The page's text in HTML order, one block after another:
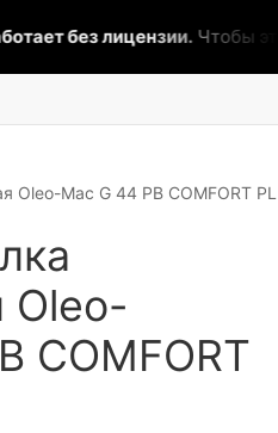
без лицензии.Чтобы
Oleo-Mac G 44 РВ COMFORT
Oleo-
COMFORT